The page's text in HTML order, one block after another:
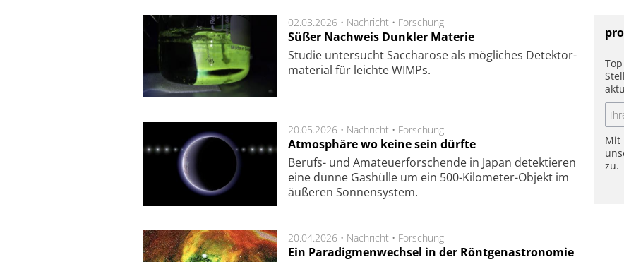
02.03.2026 • Nachricht • Forschung
Süßer Nachweis Dunkler Materie
Studie unter­sucht Saccha­ro­se als mög­li­ches De­tek­tor­
ma­te­rial für leich­te WIMPs.
20.05.2026 • Nachricht • Forschung
Atmosphäre wo keine sein dürfte
Berufs- und Ama­teuer­for­schen­de in Japan de­tek­tie­ren
eine dün­ne Gas­hül­le um ein 500-Kilo­meter-Objekt im
äu­ße­ren Son­nen­sys­tem.
20.04.2026 • Nachricht • Forschung
Ein Paradigmenwechsel in der Röntgenastronomie
Mit
zu.